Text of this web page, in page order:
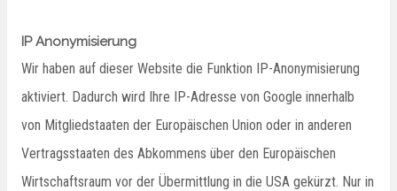
IP Anonymisierung
Wir haben auf dieser Website die Funktion IP-Anonymisierung
aktiviert. Dadurch wird Ihre IP-Adresse von Google innerhalb
von Mitgliedstaaten der Europäischen Union oder in anderen
Vertragsstaaten des Abkommens über den Europäischen
Wirtschaftsraum vor der Übermittlung in die USA gekürzt. Nur in